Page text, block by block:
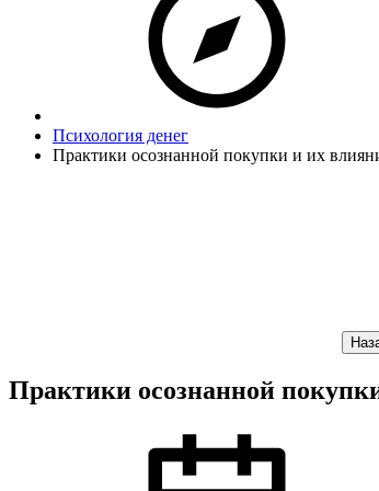
Психология денег
Практики осознанной покупки и их
Практики осознанной